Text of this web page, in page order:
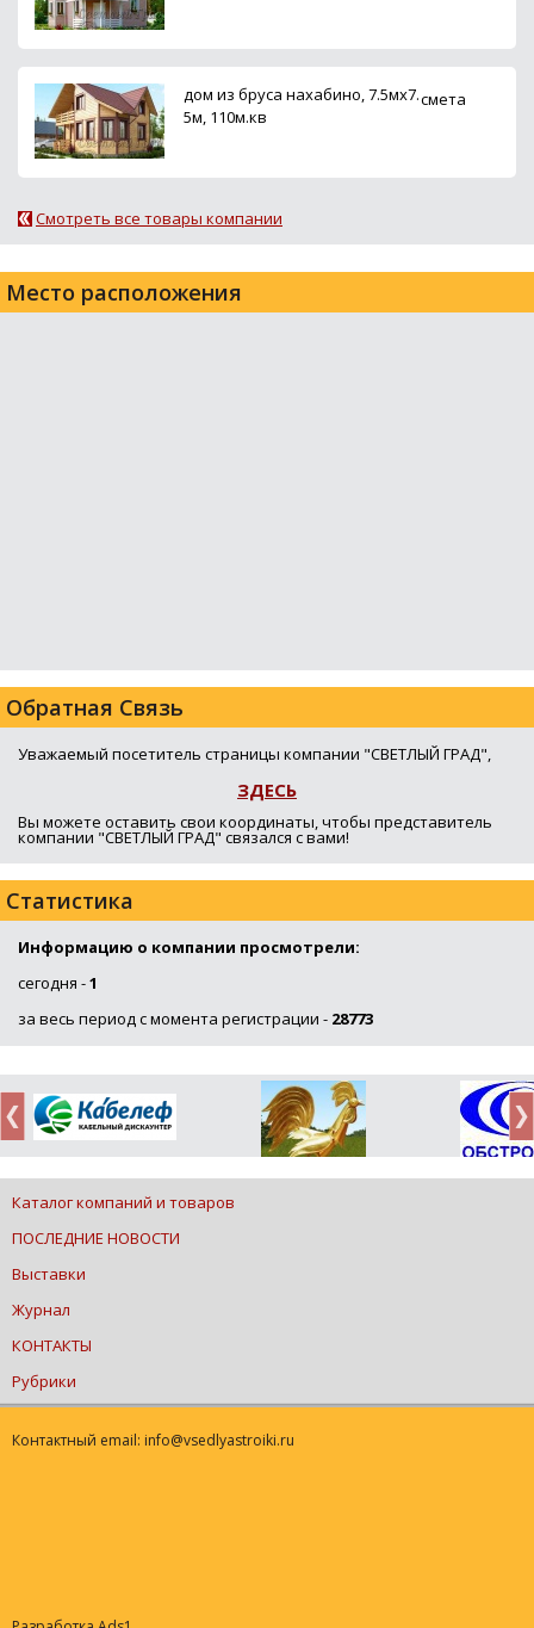
дом из бруса нахабино, 7.5мх7.
5м, 110м.кв
смета
Смотреть все товары компании
Место расположения
Обратная Связь
Уважаемый посетитель страницы компании "СВЕТЛЫЙ ГРАД",
ЗДЕСЬ
Вы можете оставить свои координаты, чтобы представитель
компании "СВЕТЛЫЙ ГРАД" связался с вами!
Статистика
Информацию о компании просмотрели:
сегодня -1
за весь период с момента регистрации - 28773
Каталог компаний и товаров
ПОСЛЕДНИЕ НОВОСТИ
Выставки
Журнал
КОНТАКТЫ
Рубрики
Контактный email: info@vsedlyastroiki.ru